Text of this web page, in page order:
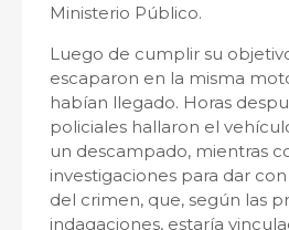
Ministerio Público.
Luego de cumplir su
escaparon en la misma
habían llegado. Horas
policiales hallaron el
un descampado, mientras
investigaciones para dar
del crimen, que, según las
indagaciones, estaría